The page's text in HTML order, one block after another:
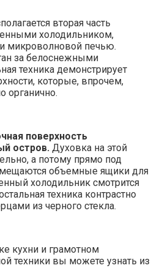
вторая часть
холодильником,
микроволновой печью.
за белоснежными
техника демонстрирует
которые, впрочем,
органично.
поверхность
остров. Духовка на этой
а потому прямо под
объемные ящики для
холодильник смотрится
техника контрастно
из черного стекла.
кухни и грамотном
техники вы можете узнать из